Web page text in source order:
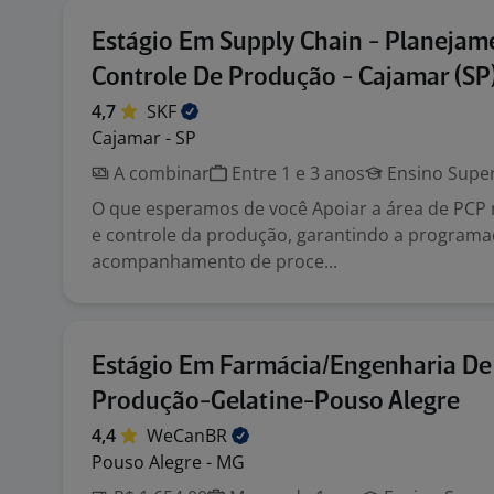
Estágio Em Supply Chain -
Controle De Produção - Cajamar
4,7
SKF
Cajamar - SP
A combinar
Entre 1 e 3 anos Ensino
O que esperamos de você Apoiar a área de
e controle da produção, garantindo a
acompanhamento de proce...
Estágio Em Farmácia/Engenharia De
Produção-Gelatine-Pouso Alegre
4,4
WeCanBR
Pouso Alegre - MG